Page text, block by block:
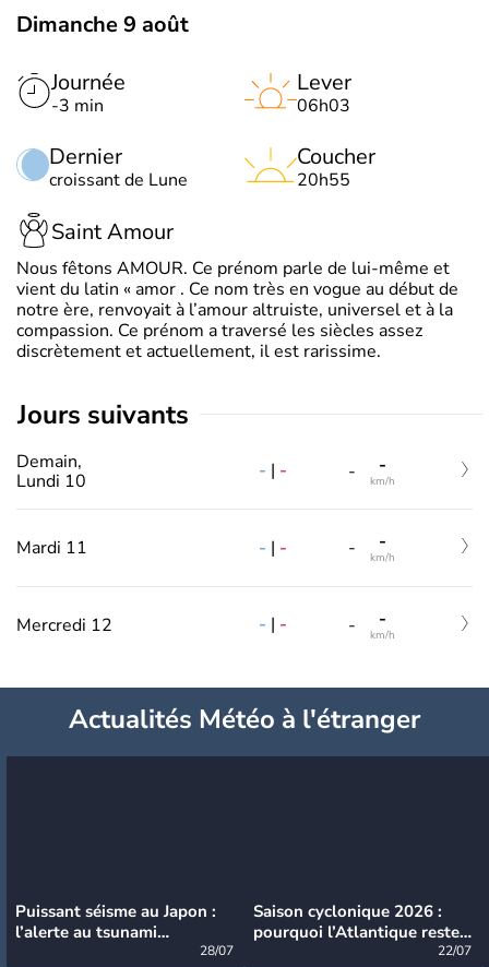
Dimanche 9 août
Journée
-3 min
Dernier
croissant de Lune
Lever
06h03
Coucher
20h55
Saint Amour
Nous fêtons AMOUR. Ce prénom parle de lui-même et
vient du latin « amor . Ce nom très en vogue au début de
notre ère, renvoyait à l’amour altruiste, universel et à la
compassion. Ce prénom a traversé les siècles assez
discrètement et actuellement, il est rarissime.
jours suivants
Demain,
Lundi 10
- | - - -
km/h
Mardi 11 - | - - -
km/h
Mercredi 12 - | - - -
km/h
Actualités Météo à l'étranger
Puissant séisme au Japon :
l’alerte au tsunami
28/07
Saison cyclonique 2026 :
pourquoi l’Atlantique reste
22/07